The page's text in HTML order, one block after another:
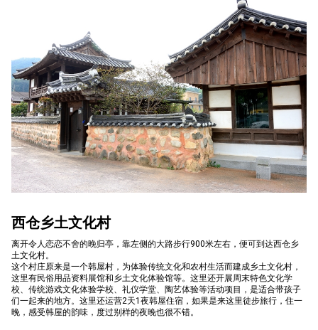
西仓乡土文化村
离开令人恋恋不舍的晚归亭，靠左侧的大路步行900米左右，便可到达西仓乡
土文化村。
这个村庄原来是一个韩屋村，为体验传统文化和农村生活而建成乡土文化村，
这里有民俗用品资料展馆和乡土文化体验馆等。这里还开展周末特色文化学
校、传统游戏文化体验学校、礼仪学堂、陶艺体验等活动项目，是适合带孩子
们一起来的地方。这里还运营2天1夜韩屋住宿，如果是来这里徒步旅行，住一
晚，感受韩屋的韵味，度过别样的夜晚也很不错。